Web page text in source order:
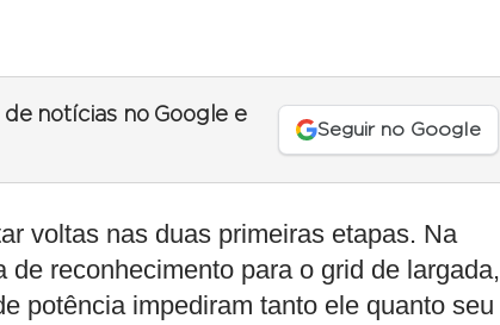
notícias no Google e
Seguir no Google
voltas nas duas primeiras etapas. Na
reconhecimento para o grid de largada,
potência impediram tanto ele quanto seu